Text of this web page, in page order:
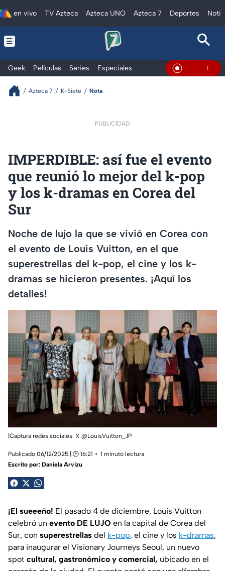
en vivo TV Azteca Azteca UNO Azteca 7 Deportes
Geek Películas Series Especiales En Vivo
Azteca 7 K-Siete Nota
PUBLICIDAD
IMPERDIBLE: así fue el evento
que reunió lo mejor del k-pop
y los k-dramas en Corea del
Sur
Noche de lujo la que se vivió en Corea con
el evento de Louis Vuitton, en el que
superestrellas del k-pop, el cine y los k-
dramas se hicieron presentes. ¡Aquí los
detalles!
|Captura redes sociales: X @LouisVuitton_JP
Publicado 06/12/2025 | 🕑 16:21
1 minuto lectura
Escrito por: Daniela Arvizu
¡El sueeeño! El pasado 4 de diciembre, Louis Vuitton
celebró un evento DE LUJO en la capital de Corea del
Sur, con superestrellas del k-pop, el cine y los k-dramas,
para inaugurar el Visionary Journeys Seoul, un nuevo
spot cultural, gastronómico y comercial, ubicado en el